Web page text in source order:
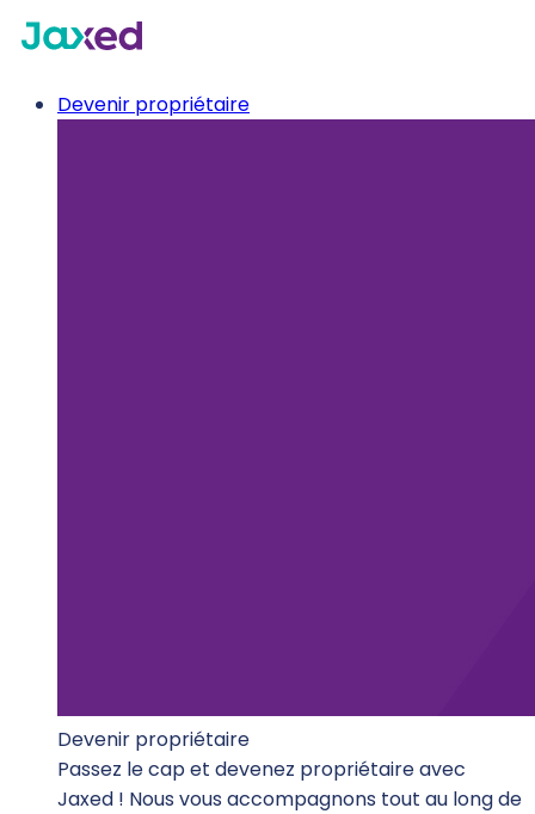
Devenir propriétaire
Devenir propriétaire
Passez le cap et devenez propriétaire avec
Jaxed ! Nous vous accompagnons tout au long de